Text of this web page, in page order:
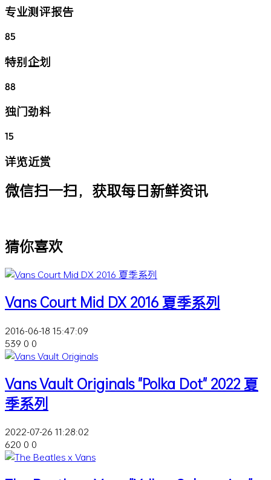
专业测评报告
85
特别企划
88
独门劲料
15
详览近赏
微信扫一扫，获取每日新鲜资讯
猜你喜欢
Vans Court Mid DX 2016 夏季系列
2016-06-18 15:47:09
539 0 0
Vans Vault Originals "Polka Dot" 2022 夏
季系列
2022-07-26 11:28:02
620 0 0